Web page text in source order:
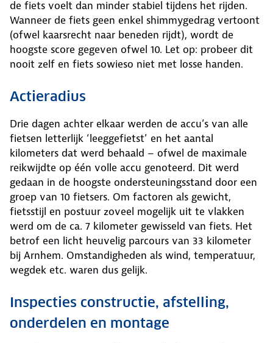
de fiets voelt dan minder stabiel tijdens het rijden.
Wanneer de fiets geen enkel shimmygedrag vertoont
(ofwel kaarsrecht naar beneden rijdt), wordt de
hoogste score gegeven ofwel 10. Let op: probeer dit
nooit zelf en fiets sowieso niet met losse handen.
Actieradius
Drie dagen achter elkaar werden de accu’s van alle
fietsen letterlijk ‘leeggefietst’ en het aantal
kilometers dat werd behaald – ofwel de maximale
reikwijdte op één volle accu genoteerd. Dit werd
gedaan in de hoogste ondersteuningsstand door een
groep van 10 fietsers. Om factoren als gewicht,
fietsstijl en postuur zoveel mogelijk uit te vlakken
werd om de ca. 7 kilometer gewisseld van fiets. Het
betrof een licht heuvelig parcours van 33 kilometer
bij Arnhem. Omstandigheden als wind, temperatuur,
wegdek etc. waren dus gelijk.
Inspecties constructie, afstelling,
onderdelen en montage